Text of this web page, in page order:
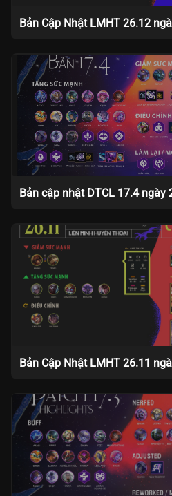
Bản Cập Nhật LMHT 26.12
Bản cập nhật DTCL 17.4
Bản Cập Nhật LMHT 26.11